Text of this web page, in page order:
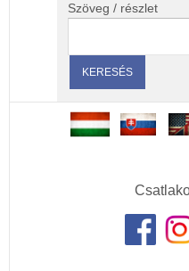
Szöveg / részlet